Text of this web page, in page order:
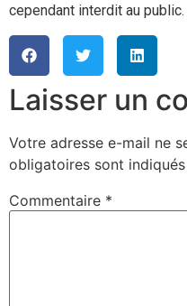
cependant interdit au public.
Laisser un
Votre adresse e-mail ne
obligatoires sont
Commentaire *